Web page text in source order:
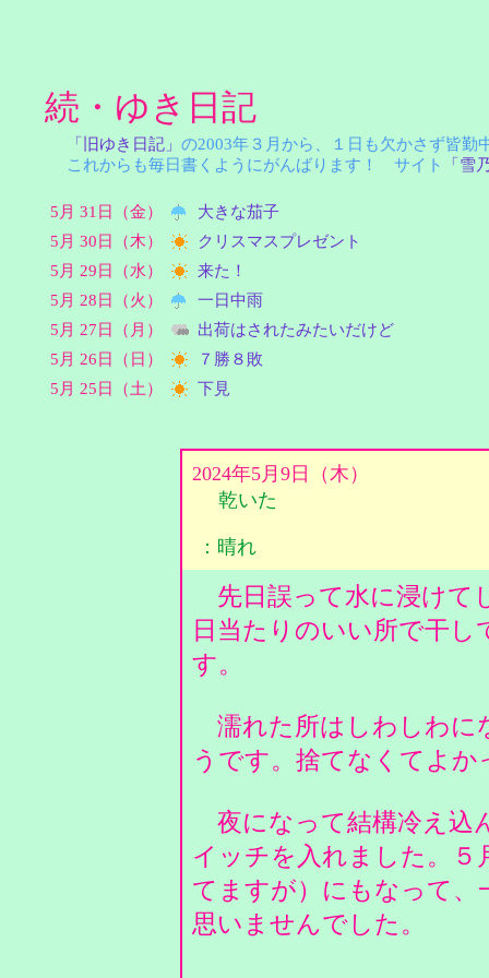
続・ゆき日記
「旧ゆき日記」 の2003年３月から、１日も欠かさず皆
これからも毎日書くようにがんばります！ サイト
「雪
5月 31日（金）
大きな茄子
5月 30日（木）
クリスマスプレゼント
5月 29日（水）
来た！
5月 28日（火）
一日中雨
5月 27日（月）
出荷はされたみたいだけど
5月 26日（日）
７勝８敗
5月 25日（土）
下見
2024年5月9日（木）
乾いた
：晴れ
先日誤って水に浸けて
日当たりのいい所で干
す。
濡れた所はしわしわに
うです。捨てなくてよ
夜になって結構冷え込
イッチを入れました。５
てますが）にもなって、
思いませんでした。